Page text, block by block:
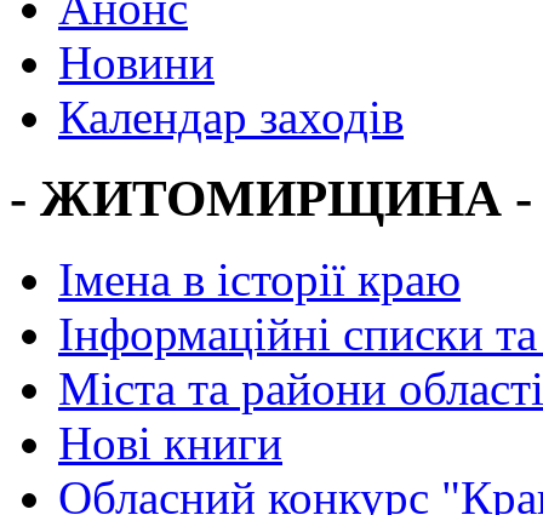
Новини
Календар заходів
- ЖИТОМИРЩИНА -
Імена в історії краю
Інформаційні списки
Міста та райони області
Нові книги
Обласний конкурс